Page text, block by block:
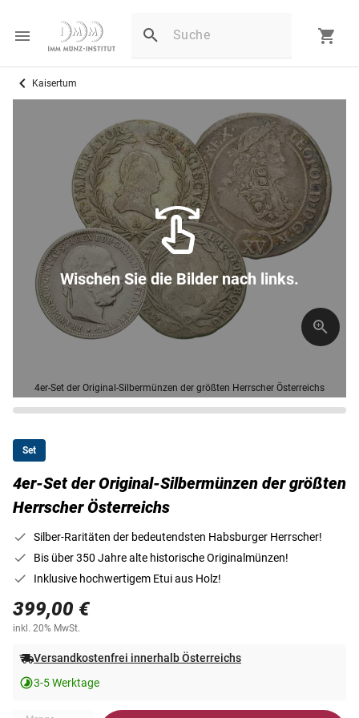
Kaisertum
4er-Set der Original-Silbermünzen der größten Herrscher Österreichs
Wischen Sie die Bilder nach links.
Set
4er-Set der Original-Silbermünzen der größten
Herrscher Österreichs
Silber-Raritäten der bedeutendsten Habsburger Herrscher!
Bis über 350 Jahre alte historische Originalmünzen!
Inklusive hochwertigem Etui aus Holz!
399,00 €
inkl. 20% MwSt.
Versandkostenfrei innerhalb Österreichs
3-5 Werktage